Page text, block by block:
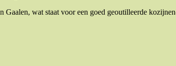
wat staat voor een goed geoutilleerde